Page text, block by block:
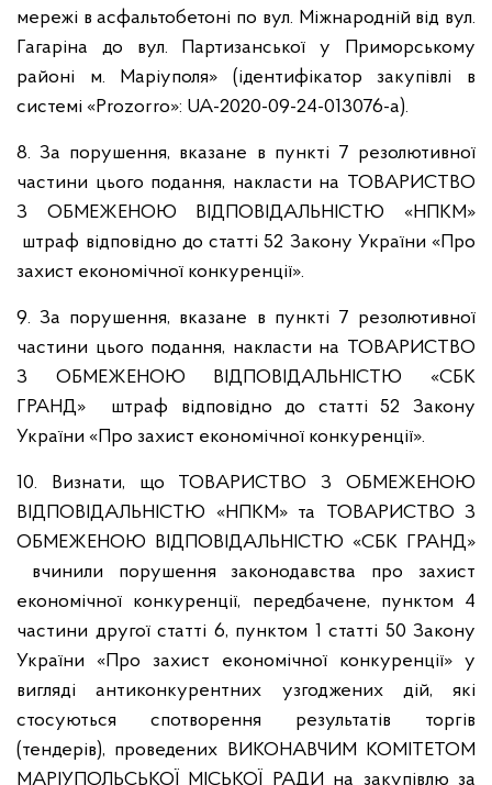
мережі в асфальтобетоні по вул. Міжнародній від вул.
Гагаріна до вул. Партизанської у Приморському
районі м. Маріуполя» (ідентифікатор закупівлі в
системі «Prozorro»: UA-2020-09-24-013076-a).
8. За порушення, вказане в пункті 7 резолютивної
частини цього подання, накласти на ТОВАРИСТВО
З ОБМЕЖЕНОЮ ВІДПОВІДАЛЬНІСТЮ «НПКМ»
штраф відповідно до статті 52 Закону України «Про
захист економічної конкуренції».
9. За порушення, вказане в пункті 7 резолютивної
частини цього подання, накласти на ТОВАРИСТВО
З ОБМЕЖЕНОЮ ВІДПОВІДАЛЬНІСТЮ «СБК
ГРАНД» штраф відповідно до статті 52 Закону
України «Про захист економічної конкуренції».
10. Визнати, що ТОВАРИСТВО З ОБМЕЖЕНОЮ
ВІДПОВІДАЛЬНІСТЮ «НПКМ» та ТОВАРИСТВО З
ОБМЕЖЕНОЮ ВІДПОВІДАЛЬНІСТЮ «СБК ГРАНД»
вчинили порушення законодавства про захист
економічної конкуренції, передбачене, пунктом 4
частини другої статті 6, пунктом 1 статті 50 Закону
України «Про захист економічної конкуренції» у
вигляді антиконкурентних узгоджених дій, які
стосуються спотворення результатів торгів
(тендерів), проведених ВИКОНАВЧИМ КОМІТЕТОМ
МАРІУПОЛЬСЬКОЇ МІСЬКОЇ РАДИ на закупівлю за